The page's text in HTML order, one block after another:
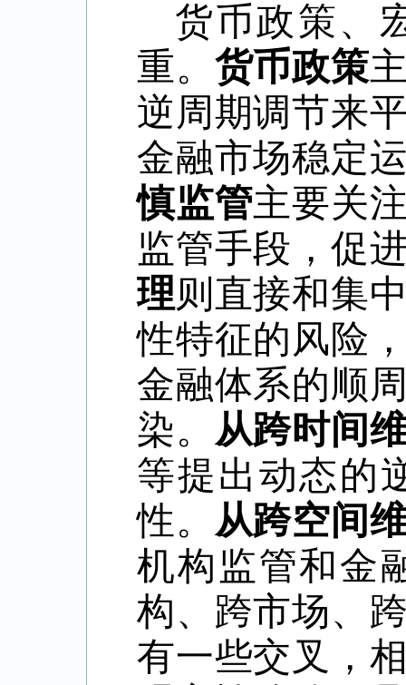
货币政策、
重。 货币政策
逆周期调节来
金融市场稳定
慎监管主要关
监管手段，促
理则直接和集
性特征的风险
金融体系的顺
染。 从跨时间
等提出动态的
性。 从跨空间
机构监管和金
构、跨市场、
有一些交叉，